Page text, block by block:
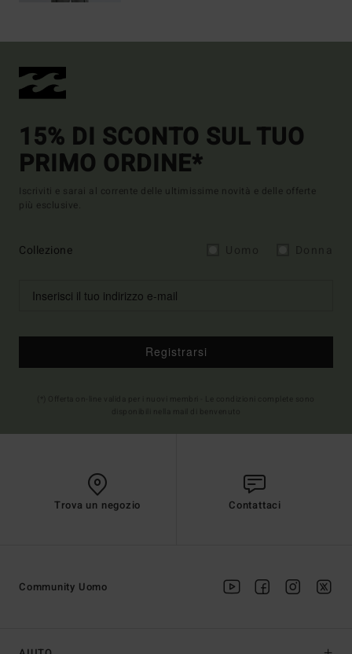
15% DI SCONTO SUL TUO
PRIMO ORDINE*
Iscriviti e sarai al corrente delle ultimissime novità e delle offerte
più esclusive.
Collezione
Registrarsi
Trova un negozio Contattaci
Community Uomo